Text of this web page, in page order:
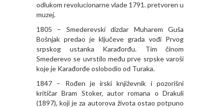
odlukom revolucionarne vlade 1791. pretvoren u
muzej.
1805 – Smederevski dizdar Muharem Guša
Bošnjak predao je ključeve grada vođi Prvog
srpskog ustanka Karađorđu. Tim činom
Smederevo se uvrstilo među prve srpske varoši
koje je Karađorđe oslobodio od Turaka.
1847 – Rođen je irski književnik i pozorišni
kritičar Bram Stoker, autor romana o Drakuli
(1897), koji je za autorova života ostao potpuno